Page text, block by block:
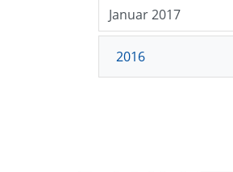
Januar 2017
2016